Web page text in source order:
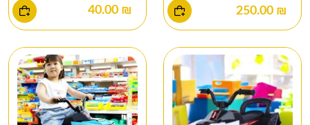
₪ 250.00
₪ 40.00